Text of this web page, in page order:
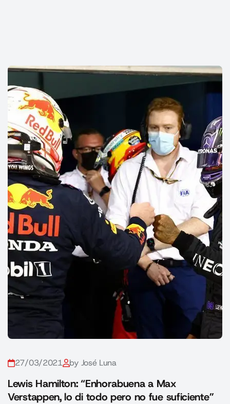
27/03/2021 by José Luna
Lewis Hamilton: “Enhorabuena a Max
Verstappen, lo di todo pero no fue suficiente”